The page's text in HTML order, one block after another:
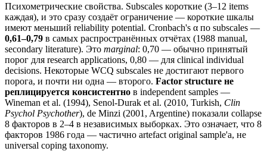
Психометрические свойства. Subscales короткие (3–12 items
каждая), и это сразу создаёт ограничение — короткие шкалы
имеют меньший reliability potential. Cronbach's α по subscales —
0,61–0,79 в самых распространённых отчётах (1988 manual,
secondary literature). Это marginal: 0,70 — обычно принятый
порог для research applications, 0,80 — для clinical individual
decisions. Некоторые WCQ subscales не достигают первого
порога, и почти ни одна — второго. Factor structure не
реплицируется консистентно в independent samples —
Wineman et al. (1994), Senol-Durak et al. (2010, Turkish, Clin
Psychol Psychother), de Minzi (2001, Argentine) показали collapse
8 факторов в 2–4 в независимых выборках. Это означает, что 8
факторов 1986 года — частично artefact original sample'a, не
universal coping taxonomy.